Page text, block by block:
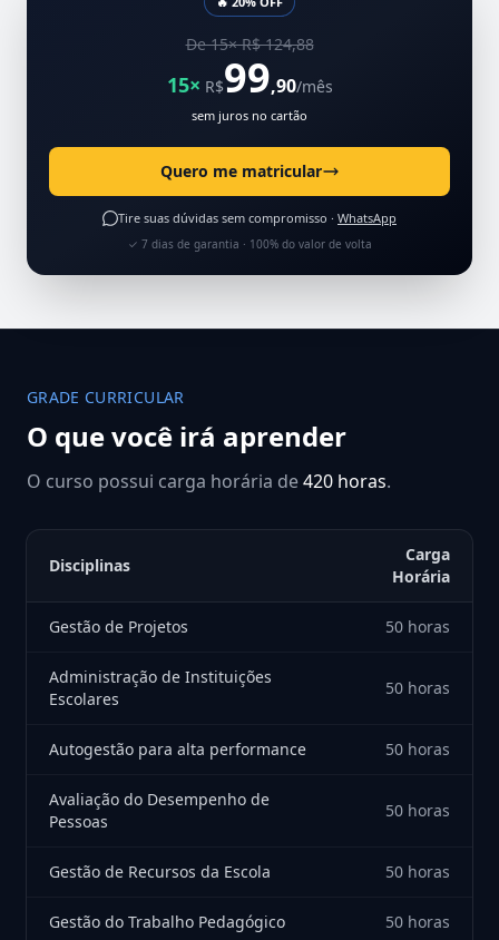
De 15× R$ 124,88
15× R$99,90/mês
sem juros no cartão
Quero me matricular
Tire suas dúvidas sem compromisso · WhatsApp
✓ 7 dias de garantia · 100% do valor de volta
GRADE CURRICULAR
O que você irá aprender
O curso possui carga horária de420 horas.
Disciplinas
Carga
Horária
Gestão de Projetos 50 horas
Administração de Instituições
Escolares
50 horas
Autogestão para alta performance 50 horas
Avaliação do Desempenho de
Pessoas
50 horas
Gestão de Recursos da Escola 50 horas
Gestão do Trabalho Pedagógico 50 horas